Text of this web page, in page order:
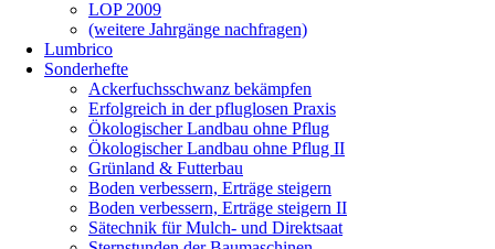
LOP 2009
(weitere Jahrgänge nachfragen)
Lumbrico
Sonderhefte
Ackerfuchsschwanz bekämpfen
Erfolgreich in der pfluglosen Praxis
Ökologischer Landbau ohne Pflug
Ökologischer Landbau ohne Pflug II
Grünland & Futterbau
Boden verbessern, Erträge steigern
Boden verbessern, Erträge steigern II
Sätechnik für Mulch- und Direktsaat